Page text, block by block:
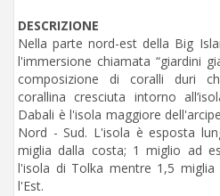
DESCRIZIONE
Nella parte nord-est della Big
l'immersione chiamata “giardini
composizione di coralli duri
corallina cresciuta intorno
Dabali è l'isola maggiore
Nord - Sud. L'isola è esposta
miglia dalla costa; 1 miglio ad
l'isola di Tolka mentre 1,5
l'Est.